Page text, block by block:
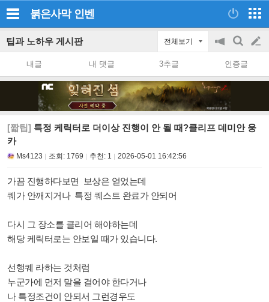
붉은사막 인벤
팁과 노하우 게시판 전체보기
공
on/off
검
색
글
쓰
내글 내 댓글 3추글 인증글
[짧팁] 특정 케릭터로 더이상 진행이 안 될 때?클리프 데미안 웅
카
Ms4123 조회: 1769 추천: 1 2026-05-01 16:42:56
가끔 진행하다보면 보상은 얻었는데
퀘가 안깨지거나 특정 퀘스트 완료가 안되어
다시 그 장소를 클리어 해야하는데
해당 케릭터로는 안보일 때가 있습니다.
선행퀘 라하는 것처럼
누군가에 먼저 말을 걸어야 한다거나
나 특정조건이 안되서 그런경우도